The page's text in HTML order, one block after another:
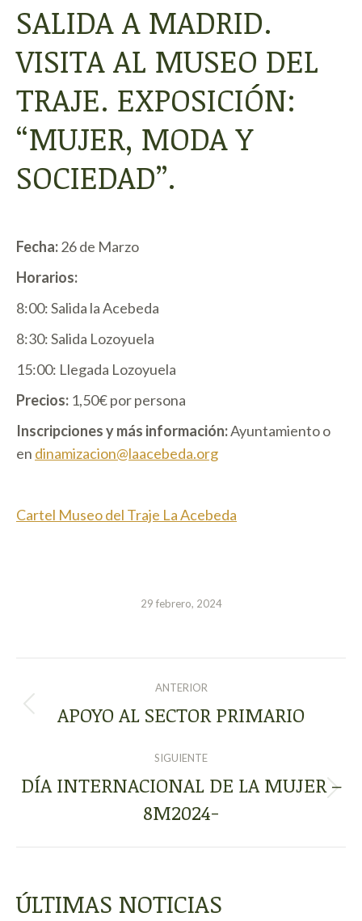
SALIDA A MADRID.
VISITA AL MUSEO DEL
TRAJE. EXPOSICIÓN:
“MUJER, MODA Y
SOCIEDAD”.
Fecha:26 de Marzo
Horarios:
8:00: Salida la Acebeda
8:30: Salida Lozoyuela
15:00: Llegada Lozoyuela
Precios: 1,50€ por persona
Inscripciones y más información:Ayuntamiento o
en dinamizacion@laacebeda.org
Cartel Museo del Traje La Acebeda
29 febrero, 2024
NAVEGACIÓN
ENTRE
PUBLICACIONES
ANTERIOR
Publicación
APOYO AL SECTOR PRIMARIO
SIGUIENTE
Publicación
siguiente:
DÍA INTERNACIONAL DE LA MUJER –
8M2024-
ÚLTIMAS NOTICIAS